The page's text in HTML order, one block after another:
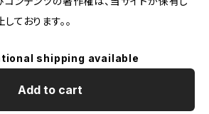
ております。。
shipping available
Add to cart